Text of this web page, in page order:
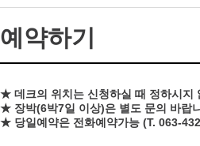
예약하기
★ 데크의 위치는 신청하실 때 정하시지
★ 장박(6박7일 이상)은 별도 문의 바랍
★ 당일예약은 전화예약가능 (T. 063-